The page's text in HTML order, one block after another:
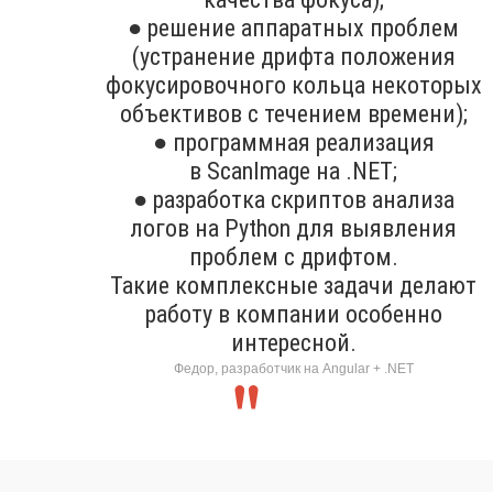
● решение аппаратных проблем
(устранение дрифта положения
фокусировочного кольца некоторых
объективов с течением времени);
● программная реализация
в ScanImage на .NET;
● разработка скриптов анализа
логов на Python для выявления
проблем с дрифтом.
Такие комплексные задачи делают
работу в компании особенно
интересной.
Федор, разработчик на Angular + .NET